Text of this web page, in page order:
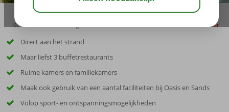
05:00 bewaar
Direct aan het strand
Maar liefst 3 buffetrestaurants
Ruime kamers en familiekamers
Maak ook gebruik van een aantal faciliteiten bij Oasis en Sands
Volop sport- en ontspanningsmogelijkheden